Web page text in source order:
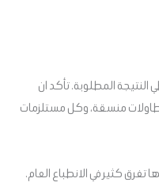
النتيجة المطلوبة. تأكد ان
طاولات منسقة، وكل مستلزمات
كثير في الانطباع العام.